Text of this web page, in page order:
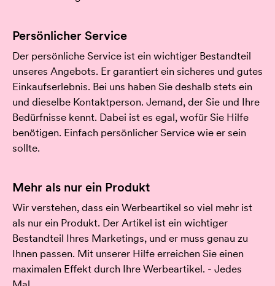
Persönlicher Service
Der persönliche Service ist ein wichtiger Bestandteil
unseres Angebots. Er garantiert ein sicheres und gutes
Einkaufserlebnis. Bei uns haben Sie deshalb stets ein
und dieselbe Kontaktperson. Jemand, der Sie und Ihre
Bedürfnisse kennt. Dabei ist es egal, wofür Sie Hilfe
benötigen. Einfach persönlicher Service wie er sein
sollte.
Mehr als nur ein Produkt
Wir verstehen, dass ein Werbeartikel so viel mehr ist
als nur ein Produkt. Der Artikel ist ein wichtiger
Bestandteil Ihres Marketings, und er muss genau zu
Ihnen passen. Mit unserer Hilfe erreichen Sie einen
maximalen Effekt durch Ihre Werbeartikel. - Jedes